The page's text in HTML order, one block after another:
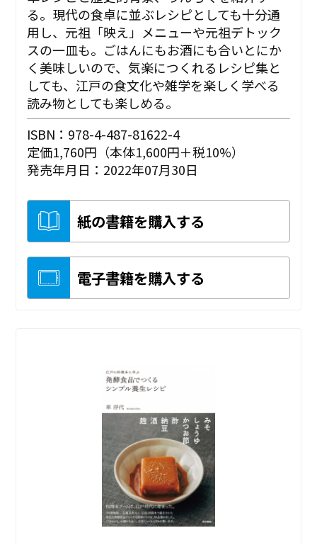
る。現代の食卓に並ぶレシピとしても十分通
用し、元祖「映え」メニューや元祖デトック
スの一皿も。ごはんにもお酒にも合いとにか
く美味しいので、気楽につくれるレシピ集と
しても、江戸の食文化や雑学を楽しく学べる
読み物としても楽しめる。
ISBN：978-4-487-81622-4
定価1,760円（本体1,600円＋税10%）
発売年月日：2022年07月30日
紙の書籍を購入する
電子書籍を購入する